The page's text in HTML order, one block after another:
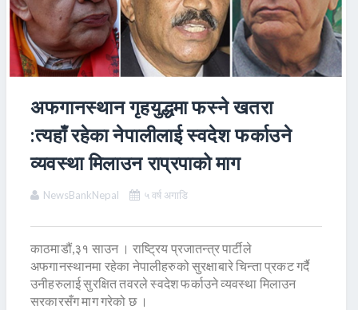
अफगानस्थान गृहयुद्धमा फस्ने खतरा
:त्यहाँ रहेका नेपालीलाई स्वदेश फर्काउने
व्यवस्था मिलाउन राप्रपाको माग
NewsBankNepal ५ वर्ष अगाडि
काठमाडौं,३१ साउन । राष्ट्रिय प्रजातन्त्र पार्टीले
अफगानस्थानमा रहेका नेपालीहरुको सुरक्षाबारे चिन्ता प्रकट गर्दै
उनीहरुलाई सुरक्षित तवरले स्वदेश फर्काउने व्यवस्था मिलाउन
सरकारसँग माग गरेको छ ।